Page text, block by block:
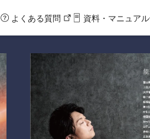
よくある質問 資料・マニュアル